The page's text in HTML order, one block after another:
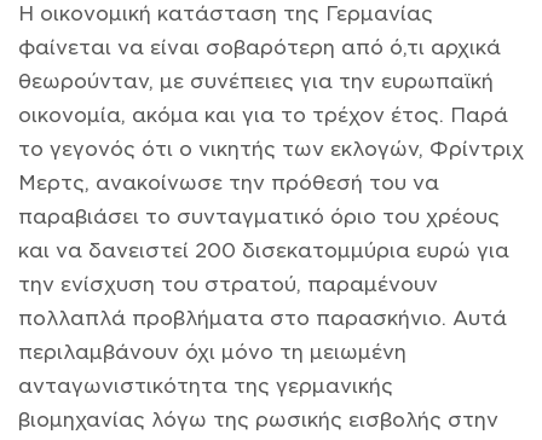
Η οικονομική κατάσταση της Γερμανίας
φαίνεται να είναι σοβαρότερη από ό,τι αρχικά
θεωρούνταν, με συνέπειες για την ευρωπαϊκή
οικονομία, ακόμα και για το τρέχον έτος. Παρά
το γεγονός ότι ο νικητής των εκλογών, Φρίντριχ
Μερτς, ανακοίνωσε την πρόθεσή του να
παραβιάσει το συνταγματικό όριο του χρέους
και να δανειστεί 200 δισεκατομμύρια ευρώ για
την ενίσχυση του στρατού, παραμένουν
πολλαπλά προβλήματα στο παρασκήνιο. Αυτά
περιλαμβάνουν όχι μόνο τη μειωμένη
ανταγωνιστικότητα της γερμανικής
βιομηχανίας λόγω της ρωσικής εισβολής στην